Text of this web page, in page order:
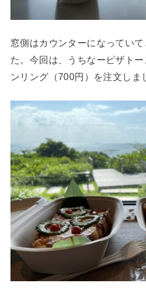
窓側はカウンターになってい
た。今回は、うちなーピザト
ンリング（700円）を注文しま